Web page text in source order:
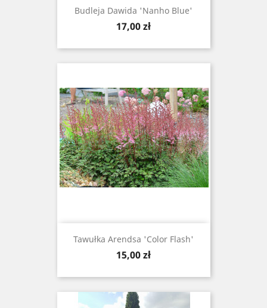
Budleja Dawida 'Nanho Blue'
Cena
17,00 zł
Tawułka Arendsa 'Color Flash'
Cena
15,00 zł